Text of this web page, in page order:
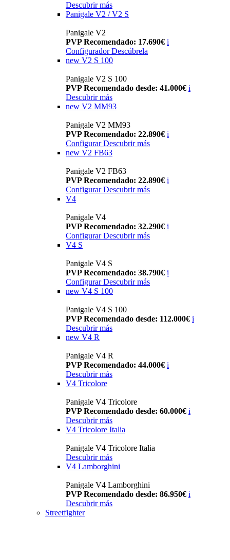
Descubrir más
Panigale V2 / V2 S
Panigale V2
PVP Recomendado: 17.690€ i
Configurador Descúbrela
new V2 S 100
Panigale V2 S 100
PVP Recomendado desde: 41.000€ i
Descubrir más
new V2 MM93
Panigale V2 MM93
PVP Recomendado: 22.890€ i
Configurar Descubrir más
new V2 FB63
Panigale V2 FB63
PVP Recomendado: 22.890€ i
Configurar Descubrir más
V4
Panigale V4
PVP Recomendado: 32.290€ i
Configurar Descubrir más
V4 S
Panigale V4 S
PVP Recomendado: 38.790€ i
Configurar Descubrir más
new V4 S 100
Panigale V4 S 100
PVP Recomendado desde: 112.000€ i
Descubrir más
new V4 R
Panigale V4 R
PVP Recomendado: 44.000€ i
Descubrir más
V4 Tricolore
Panigale V4 Tricolore
PVP Recomendado desde: 60.000€ i
Descubrir más
V4 Tricolore Italia
Panigale V4 Tricolore Italia
Descubrir más
V4 Lamborghini
Panigale V4 Lamborghini
PVP Recomendado desde: 86.950€ i
Descubrir más
Streetfighter